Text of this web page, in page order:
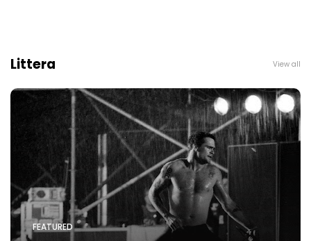
Littera View all
FEATURED